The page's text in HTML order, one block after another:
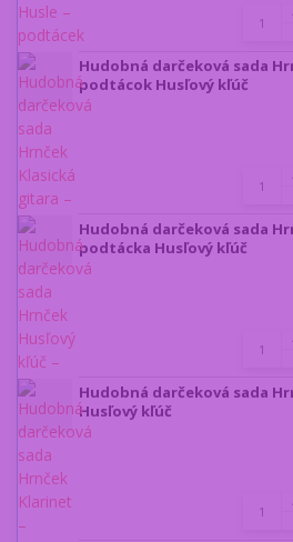
Hudobná darčeková sada
podtácok Husľový kľúč
Hudobná darčeková sada
podtácka Husľový kľúč
Hudobná darčeková sada
Husľový kľúč